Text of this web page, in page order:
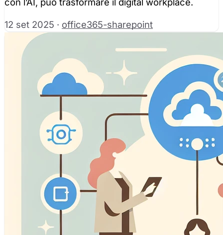
12 set 2025 · office365-sharepoint